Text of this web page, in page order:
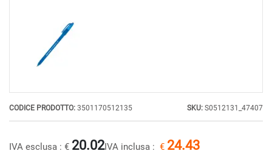
CODICE PRODOTTO: 3501170512135 SKU: S0512131_47407
IVA esclusa : € 20.02IVA inclusa : € 24.43